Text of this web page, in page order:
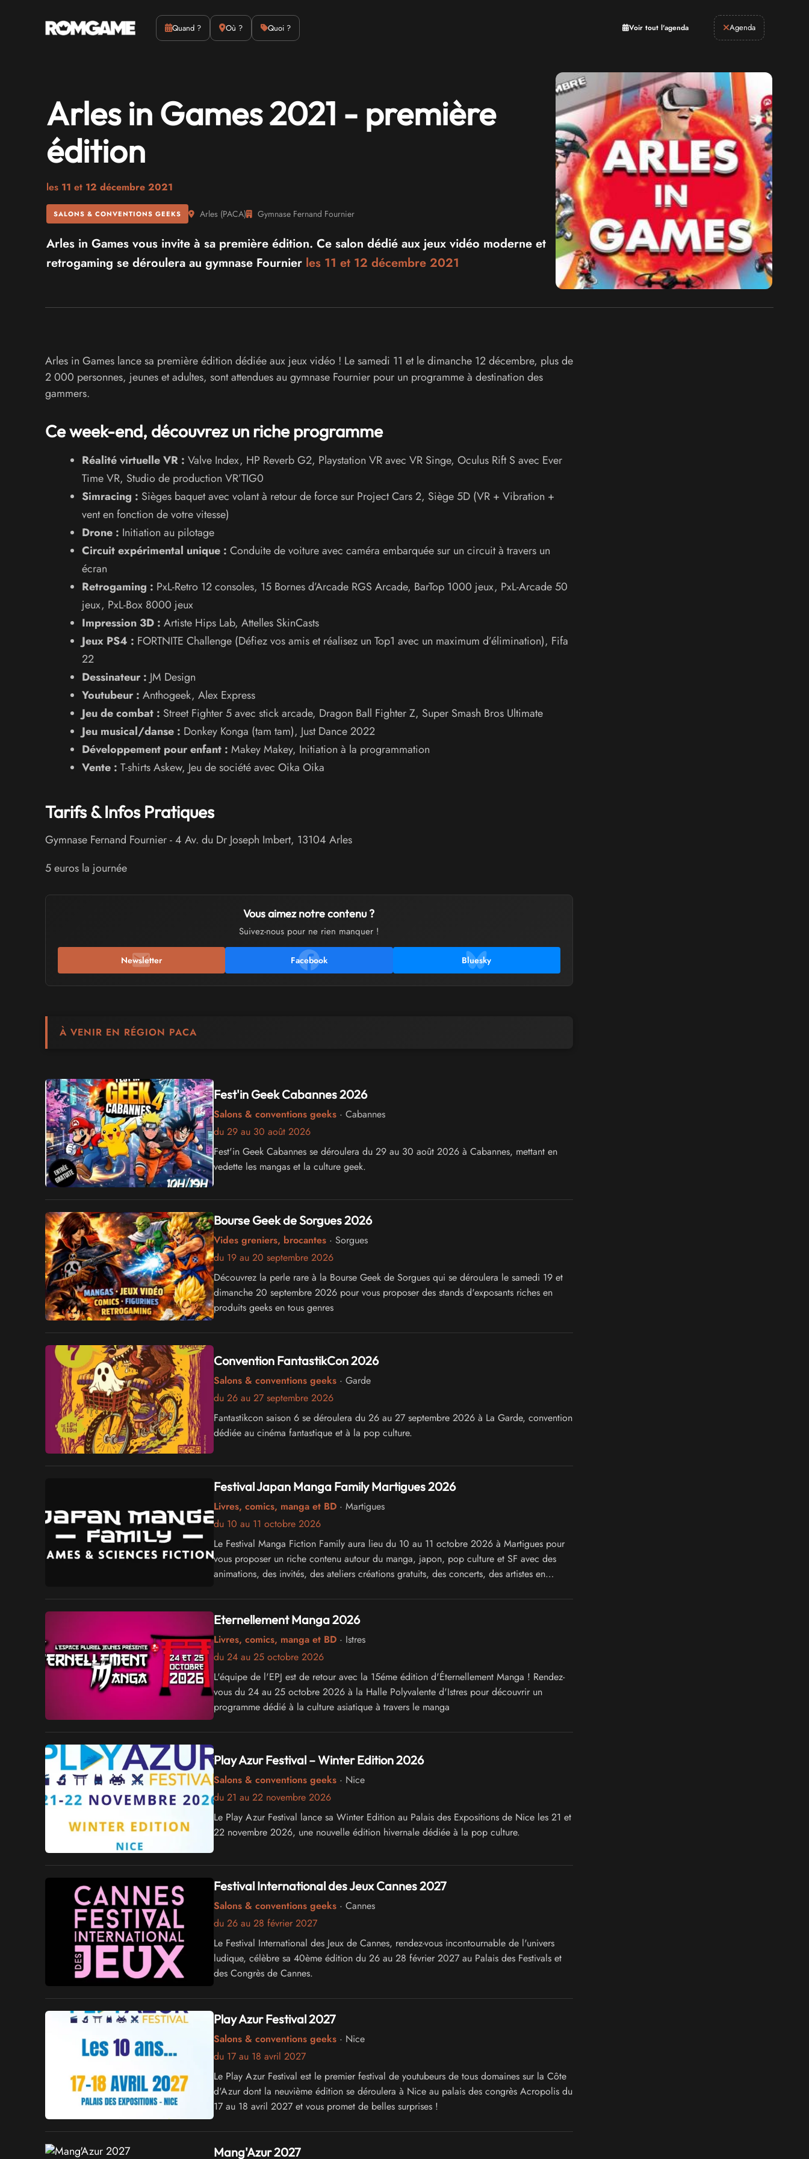
Quand ? Où ? Quoi ? Voir tout l'agenda
Actus Culture Emulation Agenda
Arles in Games 2021 - première
édition
les 11 et 12 décembre 2021
SALONS & CONVENTIONS GEEKS Arles (PACA) Gymnase Fernand Fournier
Arles in Games vous invite à sa première édition. Ce salon dédié aux jeux vidéo moderne et
retrogaming se déroulera au gymnase Fournier les 11 et 12 décembre 2021
Arles in Games lance sa première édition dédiée aux jeux vidéo ! Le samedi 11 et le dimanche 12 décembre, plus de
2 000 personnes, jeunes et adultes, sont attendues au gymnase Fournier pour un programme à destination des
gammers.
Ce week-end, découvrez un riche programme
Réalité virtuelle VR : Valve Index, HP Reverb G2, Playstation VR avec VR Singe, Oculus Rift S avec Ever
Time VR, Studio de production VR’TIG0
Simracing : Sièges baquet avec volant à retour de force sur Project Cars 2, Siège 5D (VR + Vibration +
vent en fonction de votre vitesse)
Drone : Initiation au pilotage
Circuit expérimental unique : Conduite de voiture avec caméra embarquée sur un circuit à travers un
écran
Retrogaming : PxL-Retro 12 consoles, 15 Bornes d’Arcade RGS Arcade, BarTop 1000 jeux, PxL-Arcade 50
jeux, PxL-Box 8000 jeux
Impression 3D : Artiste Hips Lab, Attelles SkinCasts
Jeux PS4 : FORTNITE Challenge (Défiez vos amis et réalisez un Top1 avec un maximum d’élimination), Fifa
22
Dessinateur : JM Design
Youtubeur : Anthogeek, Alex Express
Jeu de combat : Street Fighter 5 avec stick arcade, Dragon Ball Fighter Z, Super Smash Bros Ultimate
Jeu musical/danse : Donkey Konga (tam tam), Just Dance 2022
Développement pour enfant : Makey Makey, Initiation à la programmation
Vente : T-shirts Askew, Jeu de société avec Oika Oika
Tarifs & Infos Pratiques
Gymnase Fernand Fournier-4 Av. du Dr Joseph Imbert, 13104 Arles
5 euros la journée
Vous aimez notre contenu ?
Suivez-nous pour ne rien manquer !
Newsletter Facebook Bluesky
À VENIR EN RÉGION PACA
Fest'in Geek Cabannes 2026
Salons & conventions geeks· Cabannes
du 29 au 30 août 2026
Fest'in Geek Cabannes se déroulera du 29 au 30 août 2026 à Cabannes, mettant en
vedette les mangas et la culture geek.
Bourse Geek de Sorgues 2026
Vides greniers, brocantes· Sorgues
du 19 au 20 septembre 2026
Découvrez la perle rare à la Bourse Geek de Sorgues qui se déroulera le samedi 19 et
dimanche 20 septembre 2026 pour vous proposer des stands d'exposants riches en
produits geeks en tous genres
Convention FantastikCon 2026
Salons & conventions geeks· Garde
du 26 au 27 septembre 2026
Fantastikcon saison 6 se déroulera du 26 au 27 septembre 2026 à La Garde, convention
dédiée au cinéma fantastique et à la pop culture.
Festival Japan Manga Family Martigues 2026
Livres, comics, manga et BD· Martigues
du 10 au 11 octobre 2026
Le Festival Manga Fiction Family aura lieu du 10 au 11 octobre 2026 à Martigues pour
vous proposer un riche contenu autour du manga, japon, pop culture et SF avec des
animations, des invités, des ateliers créations gratuits, des concerts, des artistes en
Eternellement Manga 2026
Livres, comics, manga et BD· Istres
du 24 au 25 octobre 2026
L'équipe de l'EPJ est de retour avec la 15éme édition d'Éternellement Manga ! Rendez-
vous du 24 au 25 octobre 2026 à la Halle Polyvalente d'Istres pour découvrir un
programme dédié à la culture asiatique à travers le manga
Play Azur Festival – Winter Edition 2026
Salons & conventions geeks· Nice
du 21 au 22 novembre 2026
Le Play Azur Festival lance sa Winter Edition au Palais des Expositions de Nice les 21 et
22 novembre 2026, une nouvelle édition hivernale dédiée à la pop culture.
Festival International des Jeux Cannes 2027
Salons & conventions geeks· Cannes
du 26 au 28 février 2027
Le Festival International des Jeux de Cannes, rendez-vous incontournable de l'univers
ludique, célèbre sa 40ème édition du 26 au 28 février 2027 au Palais des Festivals et
des Congrès de Cannes.
Play Azur Festival 2027
Salons & conventions geeks· Nice
du 17 au 18 avril 2027
Le Play Azur Festival est le premier festival de youtubeurs de tous domaines sur la Côte
d'Azur dont la neuvième édition se déroulera à Nice au palais des congrès Acropolis du
17 au 18 avril 2027 et vous promet de belles surprises !
Mang'Azur 2027